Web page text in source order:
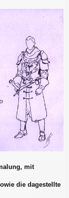
mit
die dagestellte